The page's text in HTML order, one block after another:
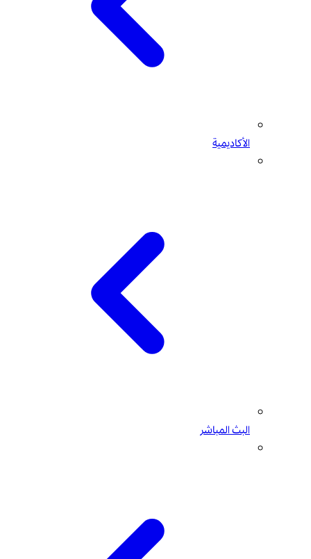
الأكاديمية
البث المباشر